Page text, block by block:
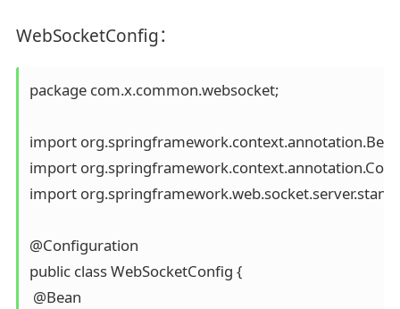
WebSocketConfig：
package com.x.common.websocket;
import
import
import
@Configuration
public class WebSocketConfig {
@Bean